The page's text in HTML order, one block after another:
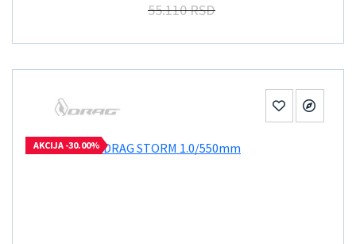
55.110 RSD
AKCIJA -30.00%